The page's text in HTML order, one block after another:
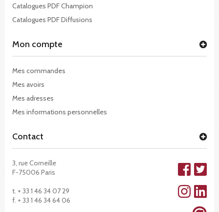
Catalogues PDF Champion
Catalogues PDF Diffusions
Mon compte
Mes commandes
Mes avoirs
Mes adresses
Mes informations personnelles
Contact
3, rue Corneille
F-75006 Paris
t. + 33 1 46 34 07 29
f. + 33 1 46 34 64 06